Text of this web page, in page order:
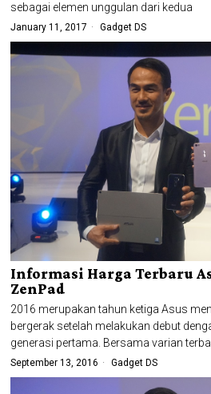
sebagai elemen unggulan dari kedua
January 11, 2017 Gadget DS
Informasi Harga Terbaru
ZenPad
2016 merupakan tahun ketiga Asus
bergerak setelah melakukan debut
generasi pertama. Bersama varian
September 13, 2016 Gadget DS